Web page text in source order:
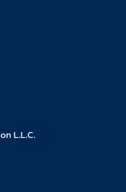
L.L.C.